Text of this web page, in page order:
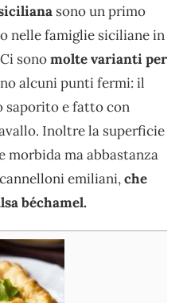
sono un primo
nelle famiglie siciliane in
sonomolte varianti per
alcuni punti fermi: il
saporito e fatto con
Inoltre la superficie
morbida ma abbastanza
emiliani,che
béchamel.